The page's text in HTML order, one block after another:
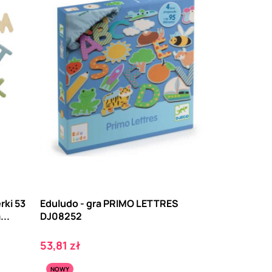
53
Eduludo - gra PRIMO LETTRES
DJ08252
Cena
53,81 zł
NOWY